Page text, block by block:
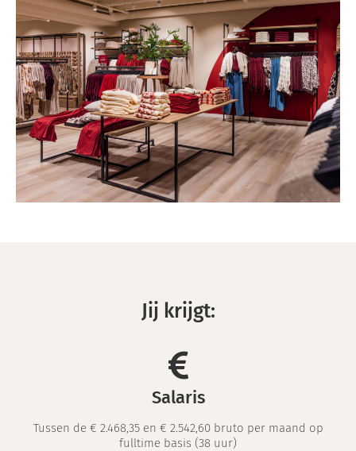
Jij krijgt:
Salaris
Tussen de € 2.468,35 en € 2.542,60 bruto per maand op
fulltime basis (38 uur)